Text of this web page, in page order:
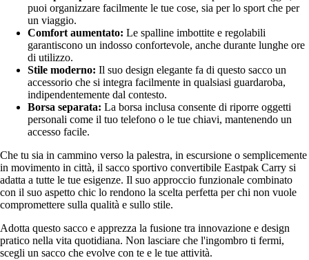
puoi organizzare facilmente le tue cose, sia per lo sport che per
un viaggio.
Comfort aumentato: Le spalline imbottite e regolabili
garantiscono un indosso confortevole, anche durante lunghe ore
di utilizzo.
Stile moderno: Il suo design elegante fa di questo sacco un
accessorio che si integra facilmente in qualsiasi guardaroba,
indipendentemente dal contesto.
Borsa separata: La borsa inclusa consente di riporre oggetti
personali come il tuo telefono o le tue chiavi, mantenendo un
accesso facile.
Che tu sia in cammino verso la palestra, in escursione o semplicemente
in movimento in città, il sacco sportivo convertibile Eastpak Carry si
adatta a tutte le tue esigenze. Il suo approccio funzionale combinato
con il suo aspetto chic lo rendono la scelta perfetta per chi non vuole
compromettere sulla qualità e sullo stile.
Adotta questo sacco e apprezza la fusione tra innovazione e design
pratico nella vita quotidiana. Non lasciare che l'ingombro ti fermi,
scegli un sacco che evolve con te e le tue attività.